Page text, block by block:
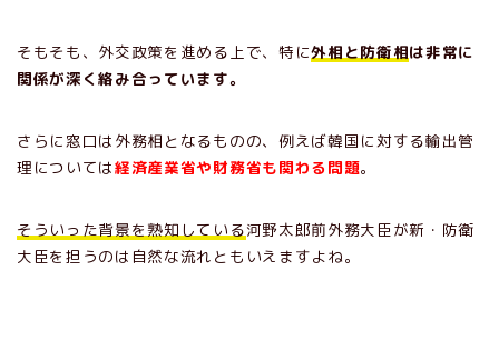
そもそも、外交政策を進める上で、特に外相と防衛相は非常に
関係が深く絡み合っています。
さらに窓口は外務相となるものの、例えば韓国に対する輸出管
理については経済産業省や財務省も関わる問題。
そういった背景を熟知している河野太郎前外務大臣が新・防衛
大臣を担うのは自然な流れともいえますよね。